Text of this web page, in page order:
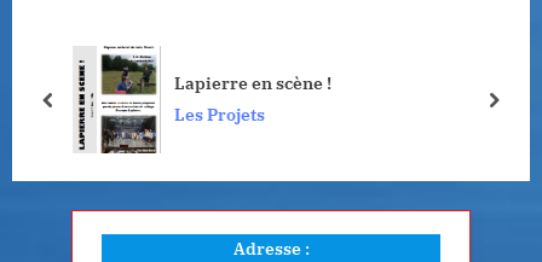
P
s
Lapierre en scène !
Les Projets
prev next
Adresse :